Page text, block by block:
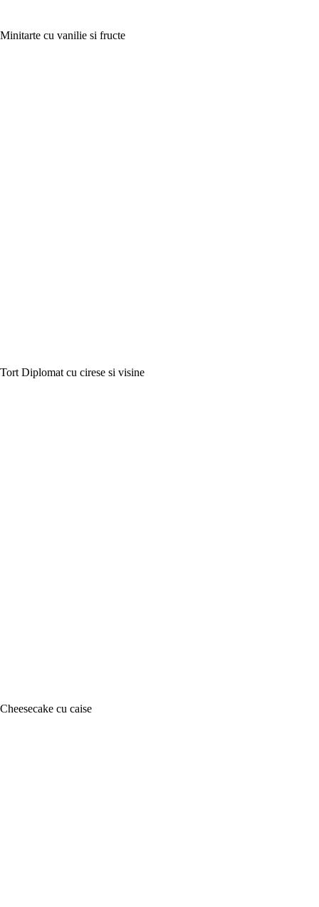
Minitarte cu vanilie si fructe
Tort Diplomat cu cirese si visine
Cheesecake cu caise